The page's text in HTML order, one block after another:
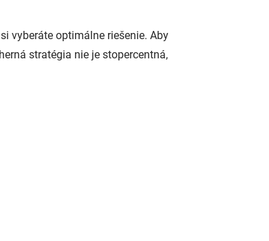
vyberáte optimálne riešenie. Aby
stratégia nie je stopercentná,